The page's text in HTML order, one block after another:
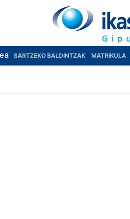
SARTZEKO BALDINTZAK MATRIKULA